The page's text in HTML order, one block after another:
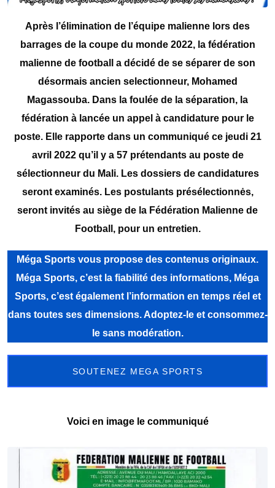
Après l’élimination de l’équipe malienne lors des
barrages de la coupe du monde 2022, la fédération
malienne de football a décidé de se séparer de son
désormais ancien selectionneur, Mohamed
Magassouba. Dans la foulée de la séparation, la
fédération à lancée un appel à candidature pour le
poste. Elle rapporte dans un communiqué ce jeudi 21
avril 2022 qu’il y a 57 prétendants au poste de
sélectionneur du Mali. Les dossiers de candidatures
seront examinés. Les postulants présélectionnės,
seront invités au siège de la Fédération Malienne de
Football, pour un entretien.
Méga Sports vous propose des contenus originaux.
Méga Sports, c’est la fiabilité des informations, Méga
Sports, c’est également l’information en temps réel et
dans toutes ses dimensions. Adoptez-le et consommez-
le sans modération.
SOUTENEZ MEGA SPORTS
Voici en image le communiqué